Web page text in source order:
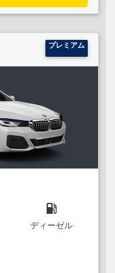
プレミアム
local_gas_station
ディーゼル